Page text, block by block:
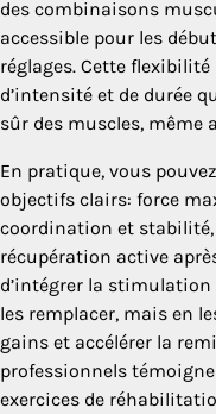
des combinaisons
accessible pour les
réglages. Cette
d’intensité et de durée
sûr des muscles, même
En pratique, vous
objectifs clairs: force
coordination et
récupération active
d’intégrer la stimulation
les remplacer, mais en
gains et accélérer la
professionnels
exercices de